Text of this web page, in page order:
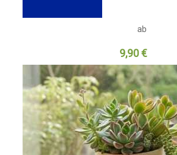
ab
9,90 €